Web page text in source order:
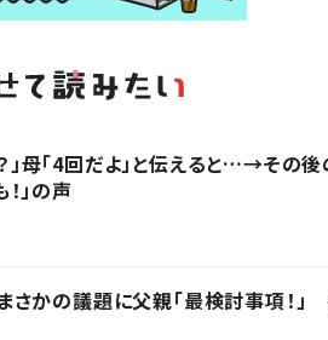
」母「4回だよ」と伝えると…→その
」の声
さかの議題に父親「最検討事項！